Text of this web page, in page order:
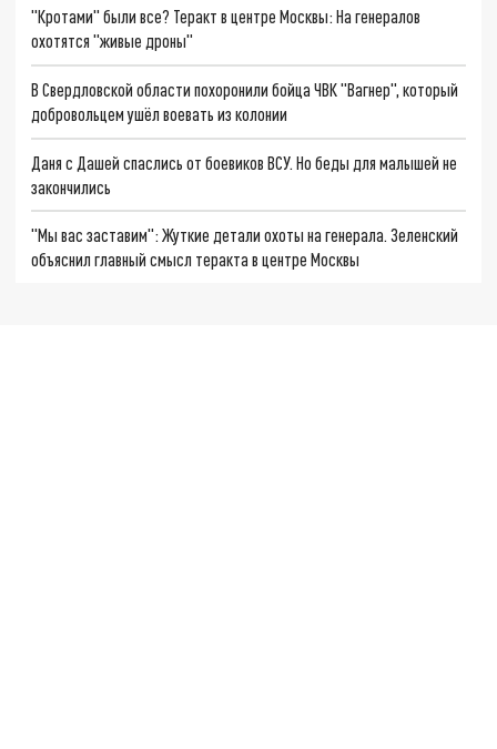
"Кротами" были все? Теракт в центре Москвы: На генералов
охотятся "живые дроны"
В Свердловской области похоронили бойца ЧВК "Вагнер", который
добровольцем ушёл воевать из колонии
Даня с Дашей спаслись от боевиков ВСУ. Но беды для малышей не
закончились
"Мы вас заставим": Жуткие детали охоты на генерала. Зеленский
объяснил главный смысл теракта в центре Москвы